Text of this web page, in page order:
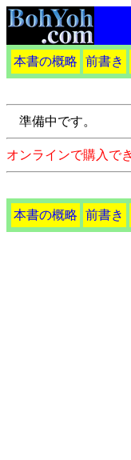
本書の概略 前書き
準備中です。
オンラインで購入で
本書の概略 前書き